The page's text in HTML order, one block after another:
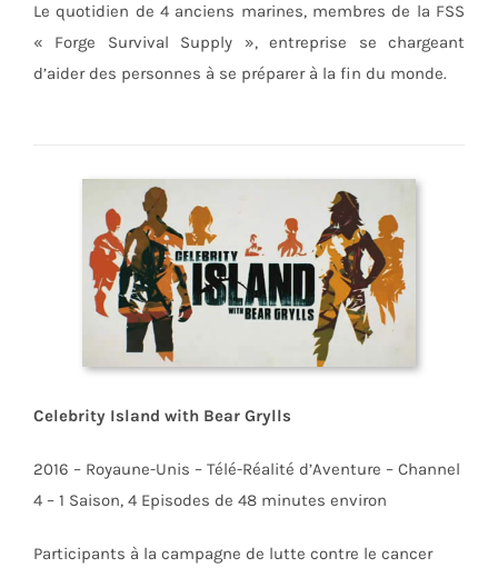
Le quotidien de 4 anciens marines, membres de la FSS
« Forge Survival Supply », entreprise se chargeant
d’aider des personnes à se préparer à la fin du monde.
Celebrity Island with Bear Grylls
2016 – Royaune-Unis – Télé-Réalité d’Aventure – Channel
4 – 1 Saison, 4 Episodes de 48 minutes environ
Participants à la campagne de lutte contre le cancer